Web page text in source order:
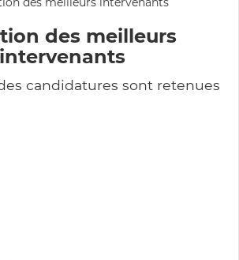
des meilleurs
intervenants
candidatures sont retenues